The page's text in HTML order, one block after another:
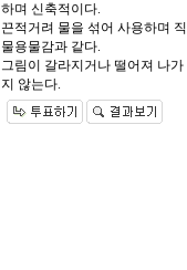
하며 신축적이다.
끈적거려 물을 섞어 사용하며 직
물용물감과 같다.
그림이 갈라지거나 떨어져 나가
지 않는다.